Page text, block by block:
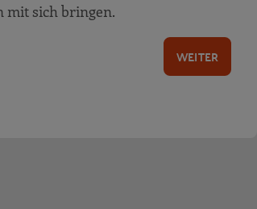
mit sich bringen.
WEITER